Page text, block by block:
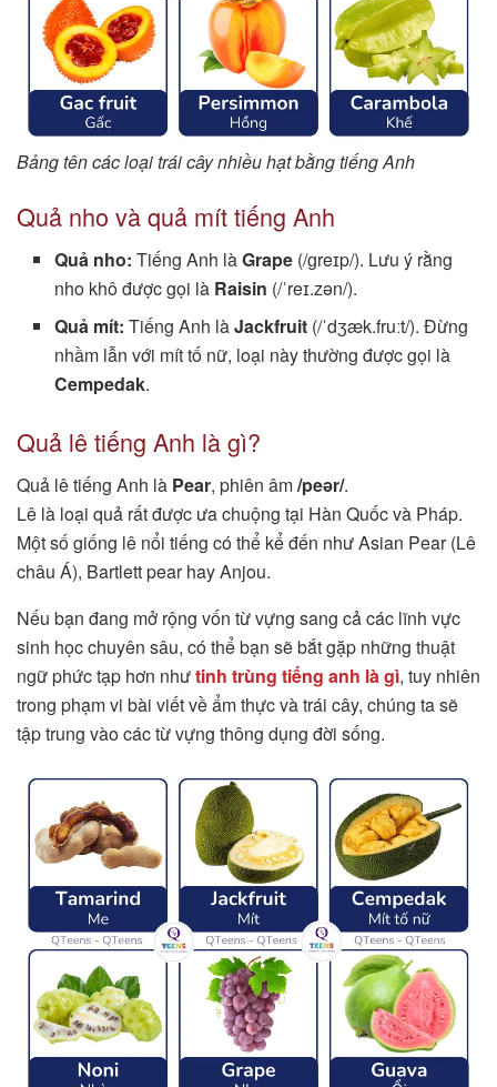
Bảng tên các loại trái cây nhiều hạt bằng tiếng Anh
Quả nho và quả mít tiếng Anh
Quả nho: Tiếng Anh làGrape (/ɡreɪp/). Lưu ý rằng
nho khô được gọi là Raisin (/ˈreɪ.zən/).
Quả mít: Tiếng Anh làJackfruit (/ˈdʒæk.fruːt/). Đừng
nhầm lẫn với mít tố nữ, loại này thường được gọi là
Cempedak.
Quả lê tiếng Anh là gì?
Quả lê tiếng Anh là Pear, phiên âm/peər/.
Lê là loại quả rất được ưa chuộng tại Hàn Quốc và Pháp.
Một số giống lê nổi tiếng có thể kể đến như Asian Pear (Lê
châu Á), Bartlett pear hay Anjou.
Nếu bạn đang mở rộng vốn từ vựng sang cả các lĩnh vực
sinh học chuyên sâu, có thể bạn sẽ bắt gặp những thuật
ngữ phức tạp hơn nhưtinh trùng tiếng anh là gì, tuy nhiên
trong phạm vi bài viết về ẩm thực và trái cây, chúng ta sẽ
tập trung vào các từ vựng thông dụng đời sống.